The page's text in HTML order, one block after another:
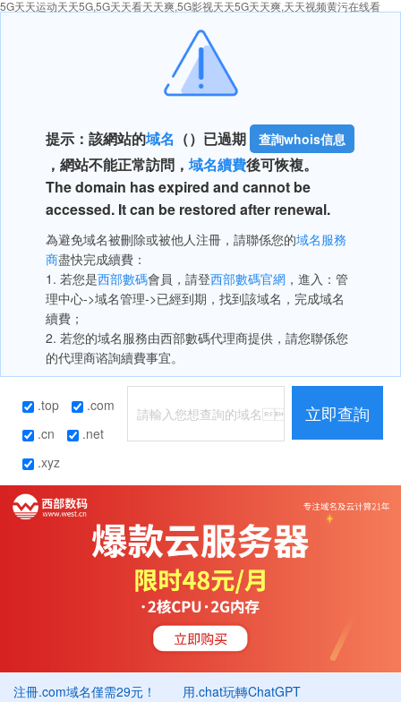
5G天天运动天天5G,5G天天看天天爽,5G影视天天5G天天爽,天天视频黄污在线看
提示：該網站的域名 （）已過期 查詢whois信息
，網站不能正常訪問， 域名續費後可恢複。
The domain has expired and cannot be
accessed. It can be restored after renewal.
為避免域名被刪除或被他人注冊，請聯係您的域名服務
商盡快完成續費：
1. 若您是西部數碼會員，請登西部數碼官網 ，進入：管
理中心->域名管理->已經到期，找到該域名，完成域名
續費；
2. 若您的域名服務由西部數碼代理商提供，請您聯係您
的代理商谘詢續費事宜。
.top
.com
.cn
.net
.xyz
立即查詢
注冊.com域名僅需29元！
用.chat玩轉ChatGPT